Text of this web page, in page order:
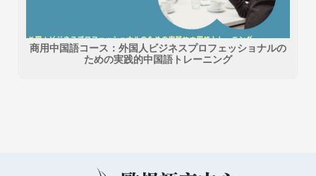
商用中国語コース：外国人ビジネスプロフェッショナルの
ための実践的中国語トレーニング